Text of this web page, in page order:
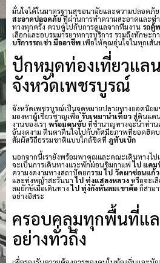
มั่นใจได้ในมาตรฐานสุขอนามัยและความปลอดภั
สะอาดปลอดภัยที่ผ่านการทำความสะอาดและฆ่
ทางทุกครั้ง ควบคู่ไปกับการดูแลจากทีมงาน รถตู้
เลือกและอบรมมารยาทการบริการ รวมถึงทักษะ
บริการรถเช่า มืออาชีพเพื่อให้คุณอุ่นใจในทุกเส้น
ปักหมุดท่องเที่ยวแล
จังหวัดเพชรบูรณ์
จังหวัดเพชรบูรณ์เป็นจุดหมายปลายทางยอดนิย
มองหาผู้เชี่ยวชาญเพื่อรับเหมานำเที่ยวสู่ดินแด
งานของเรา พร้อมคนขับที่ชำนาญทางจะนำท่าน
อันงดงาม ตื่นตาตื่นใจไปกับทัศนียภาพที่ยอดฮิต
สัมผัสวิถีธรรมชาติแบบใกล้ชิดที่ ภูทับเบิก
นอกจากนี้เรายังพร้อมพาคุณและคณะเดินทางไ
จะเป็นการเดินทางแวะพักผ่อนชิมกาแฟไป แคม
ความงดงามทางสถาปัตยกรรมไป วัดผาซ่อนแก้ว
และทุ่งหญ้าสะวันนาไป ทุ่งแสลงหลวงหรือจะเ
ลมยักษ์เมื่อเดินทางไป ทุ่งกังหันลมเขาค้อก็สาม
อย่างอิสระ
ครอบคลุมทุกพื้นที่แล
อย่างทั่วถึง